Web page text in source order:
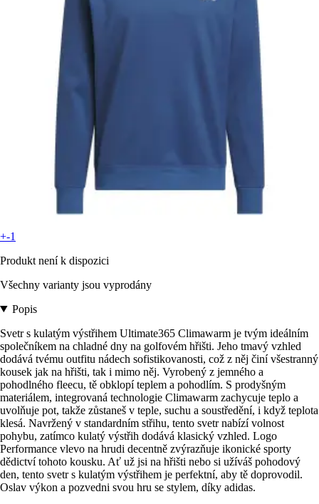
+-1
Produkt není k dispozici
Všechny varianty jsou vyprodány
Popis
Svetr s kulatým výstřihem Ultimate365 Climawarm je tvým ideálním
společníkem na chladné dny na golfovém hřišti. Jeho tmavý vzhled
dodává tvému outfitu nádech sofistikovanosti, což z něj činí všestranný
kousek jak na hřišti, tak i mimo něj. Vyrobený z jemného a
pohodlného fleecu, tě obklopí teplem a pohodlím. S prodyšným
materiálem, integrovaná technologie Climawarm zachycuje teplo a
uvolňuje pot, takže zůstaneš v teple, suchu a soustředění, i když teplota
klesá. Navržený v standardním střihu, tento svetr nabízí volnost
pohybu, zatímco kulatý výstřih dodává klasický vzhled. Logo
Performance vlevo na hrudi decentně zvýrazňuje ikonické sporty
dědictví tohoto kousku. Ať už jsi na hřišti nebo si užíváš pohodový
den, tento svetr s kulatým výstřihem je perfektní, aby tě doprovodil.
Oslav výkon a pozvedni svou hru se stylem, díky adidas.